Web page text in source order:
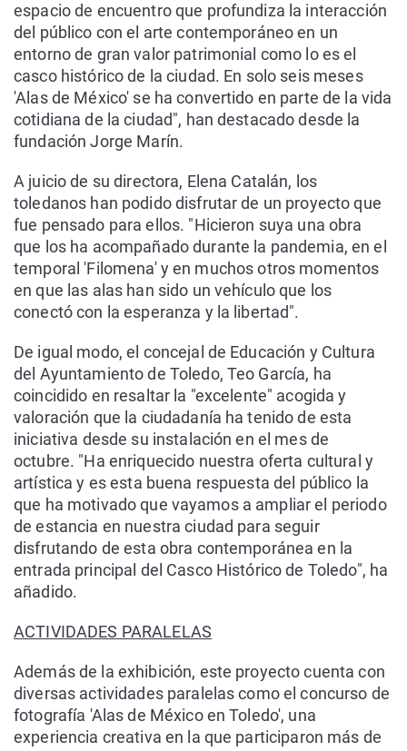
espacio de encuentro que profundiza la interacción
del público con el arte contemporáneo en un
entorno de gran valor patrimonial como lo es el
casco histórico de la ciudad. En solo seis meses
'Alas de México' se ha convertido en parte de la vida
cotidiana de la ciudad", han destacado desde la
fundación Jorge Marín.
A juicio de su directora, Elena Catalán, los
toledanos han podido disfrutar de un proyecto que
fue pensado para ellos. "Hicieron suya una obra
que los ha acompañado durante la pandemia, en el
temporal 'Filomena' y en muchos otros momentos
en que las alas han sido un vehículo que los
conectó con la esperanza y la libertad".
De igual modo, el concejal de Educación y Cultura
del Ayuntamiento de Toledo, Teo García, ha
coincidido en resaltar la "excelente" acogida y
valoración que la ciudadanía ha tenido de esta
iniciativa desde su instalación en el mes de
octubre. "Ha enriquecido nuestra oferta cultural y
artística y es esta buena respuesta del público la
que ha motivado que vayamos a ampliar el periodo
de estancia en nuestra ciudad para seguir
disfrutando de esta obra contemporánea en la
entrada principal del Casco Histórico de Toledo", ha
añadido.
ACTIVIDADES PARALELAS
Además de la exhibición, este proyecto cuenta con
diversas actividades paralelas como el concurso de
fotografía 'Alas de México en Toledo', una
experiencia creativa en la que participaron más de